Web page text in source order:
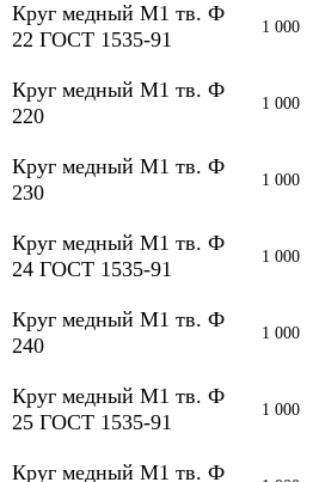
Круг медный М1 тв. Ф
22 ГОСТ 1535-91
1 000
Круг медный М1 тв. Ф
220
1 000
Круг медный М1 тв. Ф
230
1 000
Круг медный М1 тв. Ф
24 ГОСТ 1535-91
1 000
Круг медный М1 тв. Ф
240
1 000
Круг медный М1 тв. Ф
25 ГОСТ 1535-91
1 000
Круг медный М1 тв. Ф